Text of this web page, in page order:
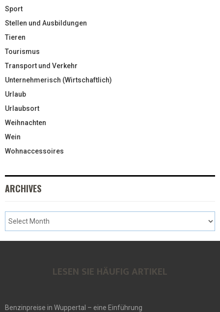
Sport
Stellen und Ausbildungen
Tieren
Tourismus
Transport und Verkehr
Unternehmerisch (Wirtschaftlich)
Urlaub
Urlaubsort
Weihnachten
Wein
Wohnaccessoires
ARCHIVES
LESEN SIE HÄUFIG ARTIKEL
Benzinpreise in Wuppertal – eine Einführung